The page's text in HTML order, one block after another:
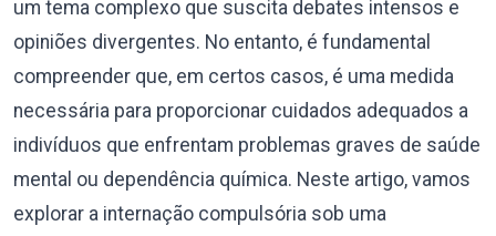
um tema complexo que suscita debates intensos e
opiniões divergentes. No entanto, é fundamental
compreender que, em certos casos, é uma medida
necessária para proporcionar cuidados adequados a
indivíduos que enfrentam problemas graves de saúde
mental ou dependência química. Neste artigo, vamos
explorar a internação compulsória sob uma